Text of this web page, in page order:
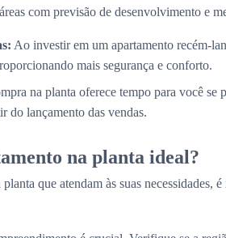
com previsão de desenvolvimento e
Ao investir em um apartamento recém-
mais segurança e conforto.
na planta oferece tempo para você
do lançamento das vendas.
na planta ideal?
que atendam às suas necessidades,